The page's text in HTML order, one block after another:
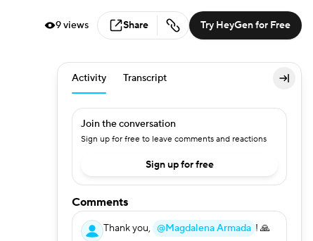
9 views Share Try HeyGen for Free
Activity Transcript
Join the conversation
Sign up for free to leave comments and reactions
Sign up for free
Comments
Thank you, @Magdalena Armada ! 🙏